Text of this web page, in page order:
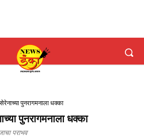
पुनरागमनाला धक्का
पुनरागमनाला धक्का
पराभव